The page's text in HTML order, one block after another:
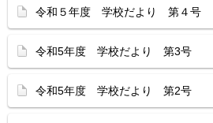
令和５年度 学校だより 第４号
令和5年度 学校だより 第3号
令和5年度 学校だより 第2号